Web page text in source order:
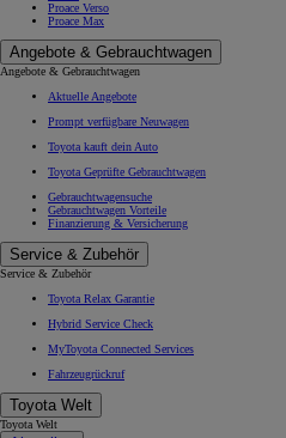
Proace Verso
Proace Max
Angebote & Gebrauchtwagen
Angebote & Gebrauchtwagen
Aktuelle Angebote
Prompt verfügbare Neuwagen
Toyota kauft dein Auto
Toyota Geprüfte Gebrauchtwagen
Gebrauchtwagensuche
Gebrauchtwagen Vorteile
Finanzierung & Versicherung
Service & Zubehör
Service & Zubehör
Toyota Relax Garantie
Hybrid Service Check
MyToyota Connected Services
Fahrzeugrückruf
Toyota Welt
Toyota Welt